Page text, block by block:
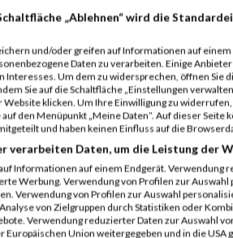
Tumbrägel
Draheim
Schurig
Moenius
Zerrahn
Beck
Gehring
Hofmann
Baumgartner
„Ablehnen“ wird die
und/oder greifen auf Informationen auf einem
Daten zu verarbeiten. Einige
Um dem zu widersprechen, öffnen Sie
Sie auf die Schaltfläche „Einstellungen
klicken. Um Ihre Einwilligung zu
den Menüpunkt „Meine Daten“. Auf dieser
und haben keinen Einfluss auf die
verarbeiten Daten, um die Leistung der
Informationen auf einem Endgerät. Verwendung
Werbung. Verwendung von Profilen zur
Verwendung von Profilen zur Auswahl
von Zielgruppen durch Statistiken oder
Verwendung reduzierter Daten zur Auswahl
Europäischen Union weitergegeben und in die USA